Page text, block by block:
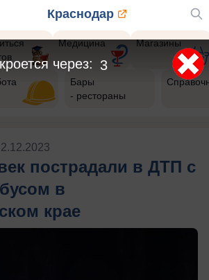
Краснодар
Медицина Магазины
Бары
- рестораны
пострадали в ДТП с
в
крае